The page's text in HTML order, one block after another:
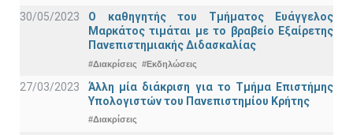
30/05/2023
Ο καθηγητής του Τμήματος Ευάγγελος
Μαρκάτος τιμάται με το βραβείο Εξαίρετης
Πανεπιστημιακής Διδασκαλίας
#Διακρίσεις #Εκδηλώσεις
27/03/2023
Άλλη μία διάκριση για το Τμήμα Επιστήμης
Υπολογιστών του Πανεπιστημίου Κρήτης
#Διακρίσεις